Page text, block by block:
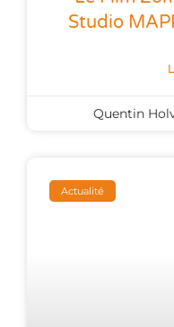
Studio
Quentin
Actualité